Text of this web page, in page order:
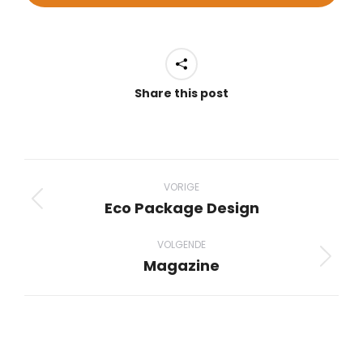
Share this post
navigation
VORIGE
Previous
Eco Package Design
VOLGENDE
Next
Magazine